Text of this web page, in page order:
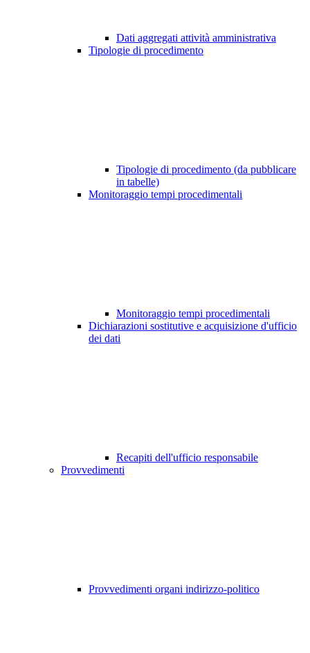
Dati aggregati attività amministrativa
Tipologie di procedimento
Tipologie di procedimento (da pubblicare
in tabelle)
Monitoraggio tempi procedimentali
Monitoraggio tempi procedimentali
Dichiarazioni sostitutive e acquisizione d'ufficio
dei dati
Recapiti dell'ufficio responsabile
Provvedimenti
Provvedimenti organi indirizzo-politico